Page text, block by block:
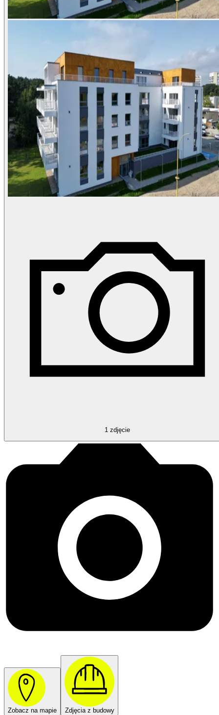
1 zdjęcie
Zobacz na mapie Zdjęcia z budowy